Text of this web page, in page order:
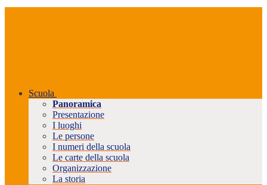
Scuola
Panoramica
Presentazione
I luoghi
Le persone
I numeri della scuola
Le carte della scuola
Organizzazione
La storia